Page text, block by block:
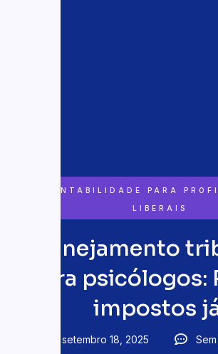
CONTABILIDADE PARA
LIBERAIS
Planejamento
para psicólogos:
impostos
setembro 18, 2025